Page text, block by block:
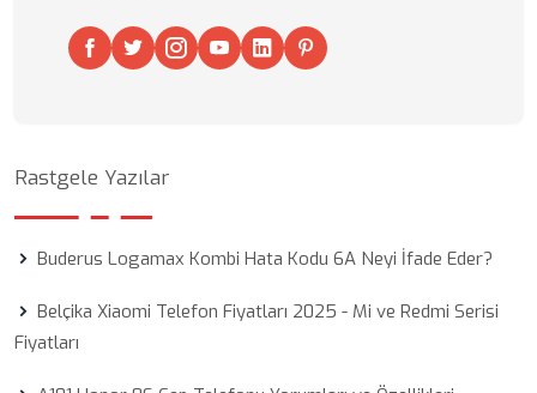
Rastgele Yazılar
Buderus Logamax Kombi Hata Kodu 6A Neyi İfade Eder?
Belçika Xiaomi Telefon Fiyatları 2025 - Mi ve Redmi Serisi
Fiyatları